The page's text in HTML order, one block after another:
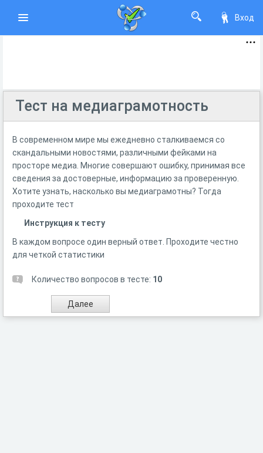
Вход
Тест на медиаграмотность
В современном мире мы ежедневно сталкиваемся со
скандальными новостями, различными фейками на
просторе медиа. Многие совершают ошибку, принимая все
сведения за достоверные, информацию за проверенную.
Хотите узнать, насколько вы медиаграмотны? Тогда
проходите тест
Инструкция к тесту
В каждом вопросе один верный ответ. Проходите честно
для четкой статистики
Количество вопросов в тесте: 10